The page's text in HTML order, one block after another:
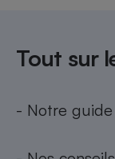
Tout sur
- Notre guide